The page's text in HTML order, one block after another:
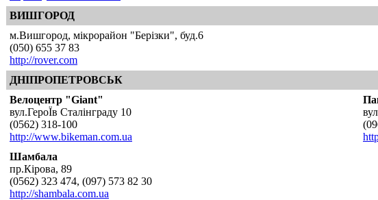
ВИШГОРОД
м.Вишгород, мікрорайон "Берізки", буд.6
(050) 655 37 83
http://rover.com
ДНІПРОПЕТРОВСЬК
Велоцентр "Giant"
вул.ГероЇв Сталінграду 10
(0562) 318-100
http://www.bikeman.com.ua
Шамбала
пр.Кірова, 89
(0562) 323 474, (097) 573 82 30
http://shambala.com.ua